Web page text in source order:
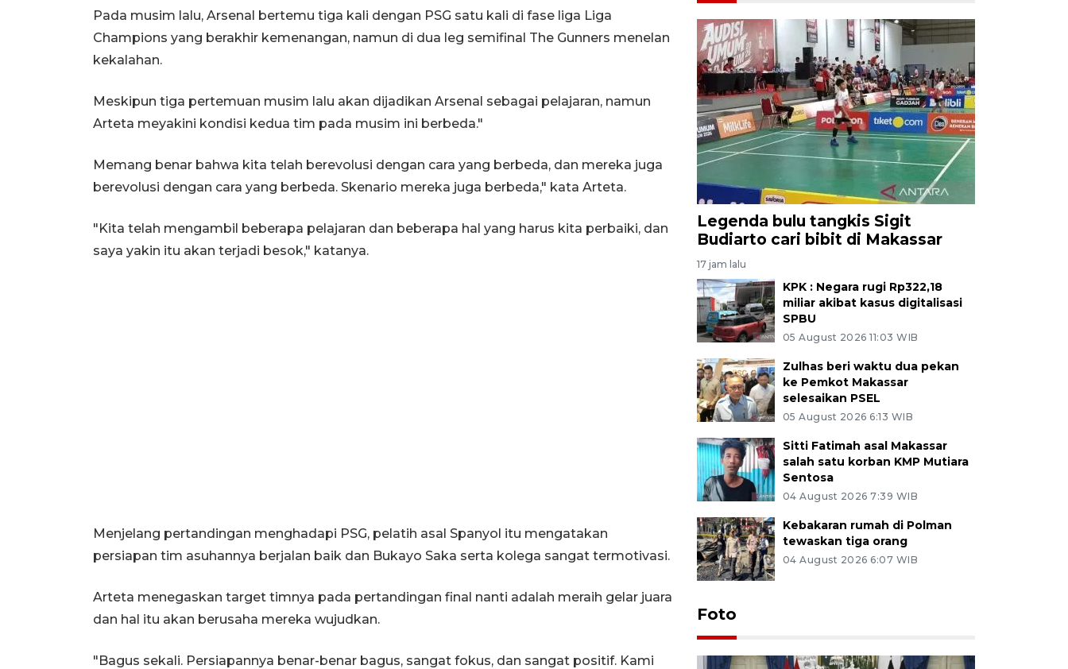
Pada musim lalu, Arsenal bertemu tiga kali dengan PSG satu kali di fase liga Liga
Champions yang berakhir kemenangan, namun di dua leg semifinal The Gunners menelan
kekalahan.
Meskipun tiga pertemuan musim lalu akan dijadikan Arsenal sebagai pelajaran, namun
Arteta meyakini kondisi kedua tim pada musim ini berbeda."
Memang benar bahwa kita telah berevolusi dengan cara yang berbeda, dan mereka juga
berevolusi dengan cara yang berbeda. Skenario mereka juga berbeda," kata Arteta.
"Kita telah mengambil beberapa pelajaran dan beberapa hal yang harus kita perbaiki, dan
saya yakin itu akan terjadi besok," katanya.
Menjelang pertandingan menghadapi PSG, pelatih asal Spanyol itu mengatakan
persiapan tim asuhannya berjalan baik dan Bukayo Saka serta kolega sangat termotivasi.
Arteta menegaskan target timnya pada pertandingan final nanti adalah meraih gelar juara
dan hal itu akan berusaha mereka wujudkan.
"Bagus sekali. Persiapannya benar-benar bagus, sangat fokus, dan sangat positif. Kami
Legenda bulu tangkis Sigit
Budiarto cari bibit di Makassar
17 jam lalu
KPK : Negara rugi Rp322,18
miliar akibat kasus digitalisasi
SPBU
05 August 2026 11:03 WIB
Zulhas beri waktu dua pekan
ke Pemkot Makassar
selesaikan PSEL
05 August 2026 6:13 WIB
Sitti Fatimah asal Makassar
salah satu korban KMP Mutiara
Sentosa
04 August 2026 7:39 WIB
Kebakaran rumah di Polman
tewaskan tiga orang
04 August 2026 6:07 WIB
Foto